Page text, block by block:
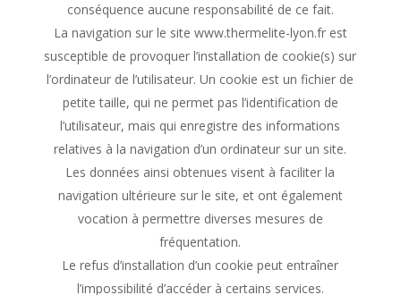
conséquence aucune responsabilité de ce fait.
La navigation sur le site www.thermelite-lyon.fr est
susceptible de provoquer l’installation de cookie(s) sur
l’ordinateur de l’utilisateur. Un cookie est un fichier de
petite taille, qui ne permet pas l’identification de
l’utilisateur, mais qui enregistre des informations
relatives à la navigation d’un ordinateur sur un site.
Les données ainsi obtenues visent à faciliter la
navigation ultérieure sur le site, et ont également
vocation à permettre diverses mesures de
fréquentation.
Le refus d’installation d’un cookie peut entraîner
l’impossibilité d’accéder à certains services.